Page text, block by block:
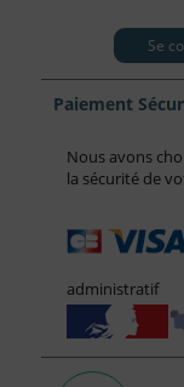
Se
Paiement
Nous avons
la sécurité de
administratif